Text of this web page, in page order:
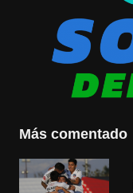
Más comentado